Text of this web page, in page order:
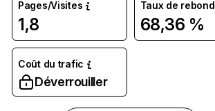
Pages/Visites
1,8
Taux de rebond
68,36 %
Coût du trafic
Déverrouiller